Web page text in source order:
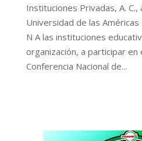
Instituciones Privadas, A.
Universidad de las Américas
N A las instituciones
organización, a participar en
Conferencia Nacional de...